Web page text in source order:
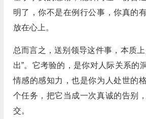
明了，你不是在例行公事，你真的
放在心上。
总而言之，送别领导这件事，本质
出”。它考验的，是你对人际关系的
情感的感知力，也是你为人处世的
个任务，把它当成一次真诚的告别
交。